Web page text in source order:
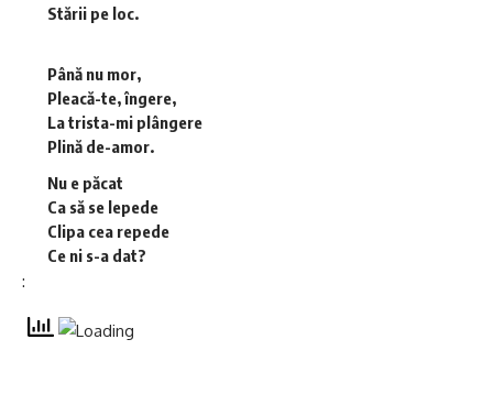
Stării pe loc.
Până nu mor,
Pleacă-te, îngere,
La trista-mi plângere
Plină de-amor.
Nu e păcat
Ca să se lepede
Clipa cea repede
Ce ni s-a dat?
: